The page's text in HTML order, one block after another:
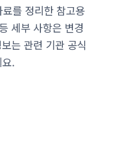
를 정리한 참고용
세부 사항은 변경
는 관련 기관 공식
.